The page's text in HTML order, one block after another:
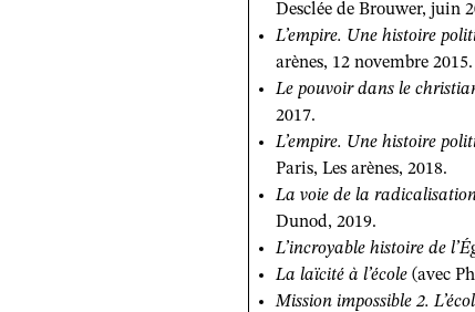
Desclée de Brouwer, juin
L’empire. Une histoire
arènes, 12 novembre 2015.
Le pouvoir dans le
2017.
L’empire. Une histoire
Paris, Les arènes, 2018.
La voie de la
Dunod, 2019.
L’incroyable histoire de
La laïcité à l’école (avec
Mission impossible 2.